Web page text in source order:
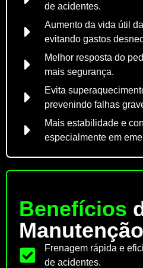
de acidentes.
Aumento da vida útil
evitando gastos
Melhor resposta do
mais segurança.
Evita
prevenindo falhas
Mais estabilidade e
especialmente em
Benefícios
Frenagem rápida e
de acidentes.